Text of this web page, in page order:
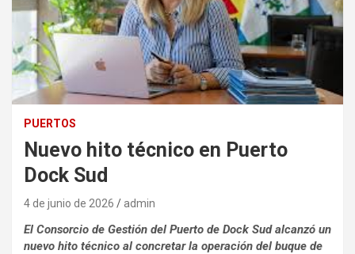
PUERTOS
Nuevo hito técnico en Puerto
Dock Sud
4 de junio de 2026 admin
El Consorcio de Gestión del Puerto de Dock Sud alcanzó un
nuevo hito técnico al concretar la operación del buque de